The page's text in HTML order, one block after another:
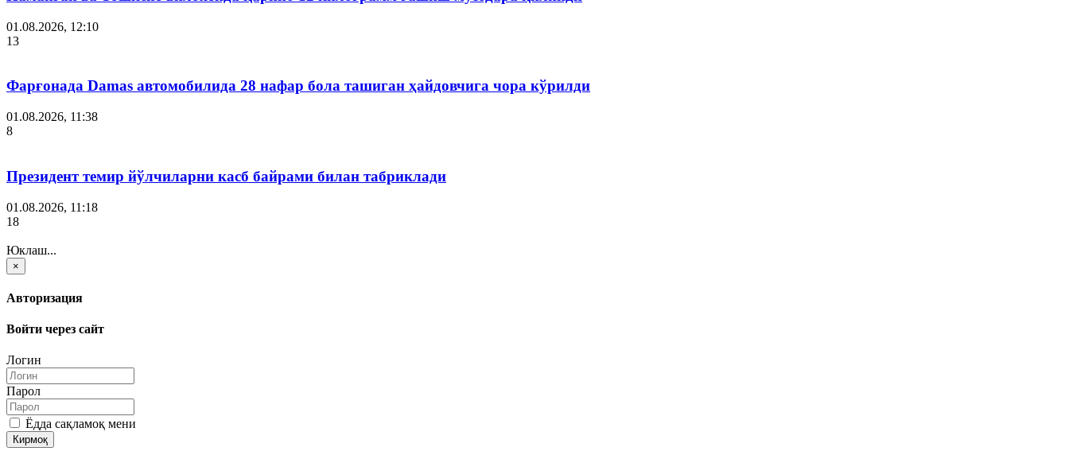
01.08.2026, 12:10
13
Фарғонада Damas автомобилида 28 нафар бола ташиган ҳайдовчига чора кўрилди
01.08.2026, 11:38
8
Президент темир йўлчиларни касб байрами билан табриклади
01.08.2026, 11:18
18
Юклаш...
×
Авторизация
Войти через сайт
Логин
Парол
Ёдда сақламоқ мени